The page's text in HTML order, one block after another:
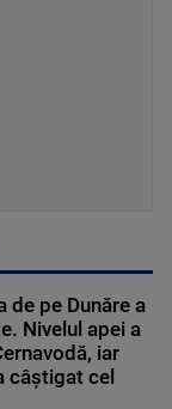
de pe Dunăre a
Nivelul apei a
iar
câștigat cel